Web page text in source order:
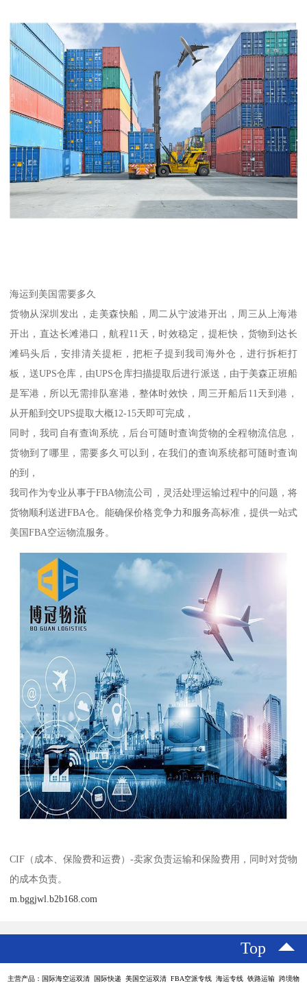
海运到美国需要多久
货物从深圳发出，走美森快船，周二从宁波港开出，周三从上海港
开出，直达长滩港口，航程11天，时效稳定，提柜快，货物到达长
滩码头后，安排清关提柜，把柜子提到我司海外仓，进行拆柜打
板，送UPS仓库，由UPS仓库扫描提取后进行派送，由于美森正班船
是军港，所以无需排队塞港，整体时效快，周三开船后11天到港，
从开船到交UPS提取大概12-15天即可完成，
同时，我司自有查询系统，后台可随时查询货物的全程物流信息，
货物到了哪里，需要多久可以到，在我们的查询系统都可随时查询
的到，
我司作为专业从事于FBA物流公司，灵活处理运输过程中的问题，将
货物顺利送进FBA仓。能确保价格竞争力和服务高标准，提供一站式
美国FBA空运物流服务。
CIF（成本、保险费和运费）-卖家负责运输和保险费用，同时对货物
的成本负责。
m.bggjwl.b2b168.com
Top
主营产品：国际海空运双清 国际快递 美国空运双清 FBA空派专线 海运专线 铁路运输 跨境物